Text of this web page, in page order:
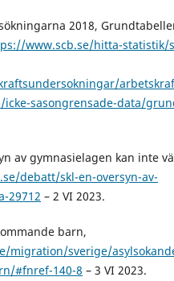
2018,
www.scb.se/hitta-statistik/
sasongrensade-data/
av gymnasielagen kan inte
debatt/skl-en-oversyn-av-
29712 – 2 VI 2023.
barn,
migration/sverige/
#fnref-140-8 – 3 VI 2023.